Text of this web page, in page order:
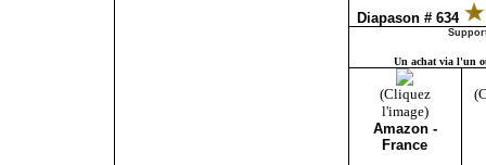
Diapason # 634
Un achat via l'un
(Cliquez
l'image)
Amazon -
France